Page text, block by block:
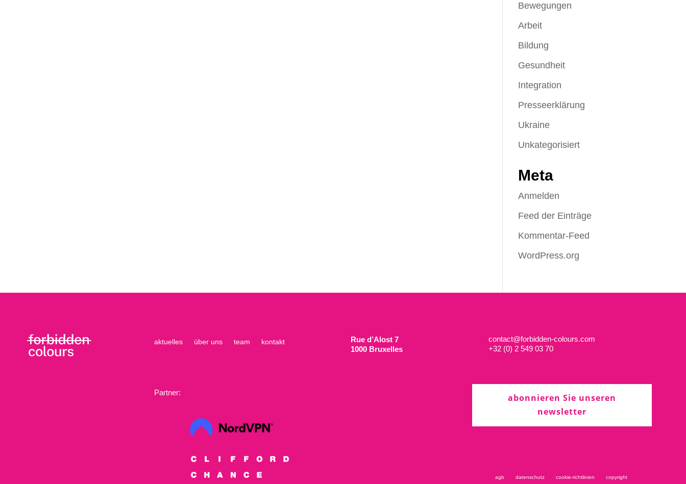
Bewegungen
Arbeit
Bildung
Gesundheit
Integration
Presseerklärung
Ukraine
Unkategorisiert
Meta
Anmelden
Feed der Einträge
Kommentar-Feed
WordPress.org
aktuelles über uns team kontakt
Partner:
Rue d’Alost 7
1000 Bruxelles
contact@forbidden-colours.com
+32 (0) 2 549 03 70
abonnieren Sie unseren
newsletter
agb datenschutz cookie-richtlinien copyright